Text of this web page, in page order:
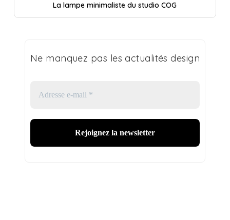
La lampe minimaliste du studio COG
Ne manquez pas les actualités design